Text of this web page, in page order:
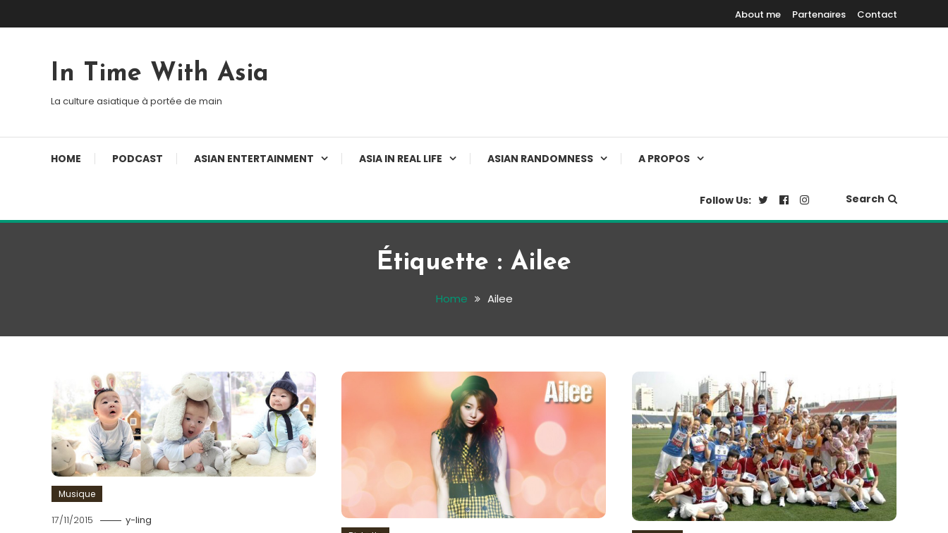
About me Partenaires Contact
In Time With Asia
La culture asiatique à portée de main
HOME PODCAST ASIAN ENTERTAINMENT ASIA IN REAL LIFE ASIAN RANDOMNESS A PROPOS
Follow Us: Search
Étiquette : Ailee
Home Ailee
Musique
17/11/2015 y-ling